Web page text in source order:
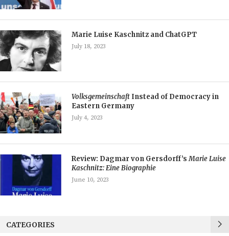
Marie Luise Kaschnitz and ChatGPT
July 18, 2023
Volksgemeinschaft Instead of Democracy in
Eastern Germany
July 4, 2023
Review: Dagmar von Gersdorff’sMarie Luise
Kaschnitz: Eine Biographie
June 10, 2023
CATEGORIES